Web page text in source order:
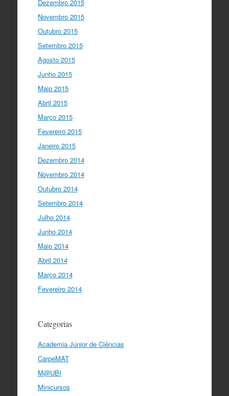
Dezembro 2015
Novembro 2015
Outubro 2015
Setembro 2015
Agosto 2015
Junho 2015
Maio 2015
Abril 2015
Março 2015
Fevereiro 2015
Janeiro 2015
Dezembro 2014
Novembro 2014
Outubro 2014
Setembro 2014
Julho 2014
Junho 2014
Maio 2014
Abril 2014
Março 2014
Fevereiro 2014
Categorias
Academia Júnior de Ciências
CarpeMAT
M@UBI
Minicursos